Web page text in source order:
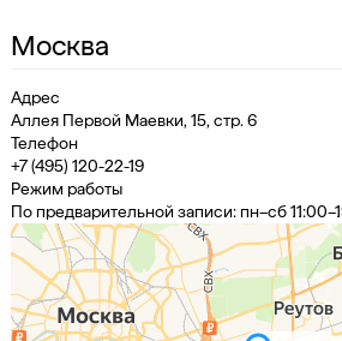
Москва
Адрес
Аллея Первой Маевки, 15, стр. 6
Телефон
+7 (495) 120-22-19
Режим работы
По предварительной записи: пн–сб